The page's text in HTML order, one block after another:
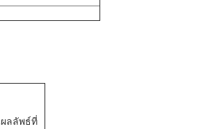
ผลลัพธ์ที่